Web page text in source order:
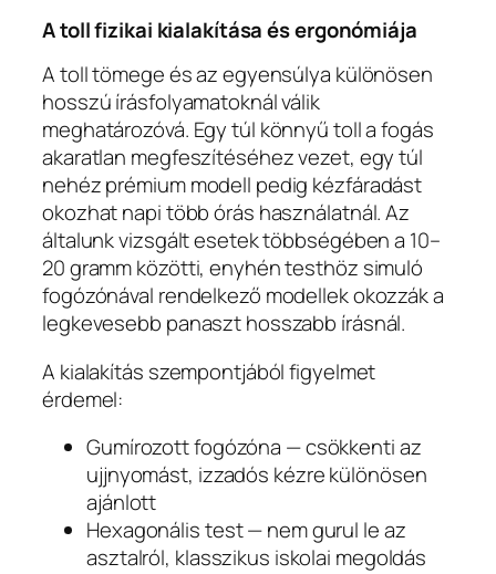
A toll fizikai kialakítása és ergonómiája
A toll tömege és az egyensúlya különösen
hosszú írásfolyamatoknál válik
meghatározóvá. Egy túl könnyű toll a fogás
akaratlan megfeszítéséhez vezet, egy túl
nehéz prémium modell pedig kézfáradást
okozhat napi több órás használatnál. Az
általunk vizsgált esetek többségében a 10–
20 gramm közötti, enyhén testhöz simuló
fogózónával rendelkező modellek okozzák a
legkevesebb panaszt hosszabb írásnál.
A kialakítás szempontjából figyelmet
érdemel:
Gumírozott fogózóna — csökkenti az
ujjnyomást, izzadós kézre különösen
ajánlott
Hexagonális test — nem gurul le az
asztalról, klasszikus iskolai megoldás